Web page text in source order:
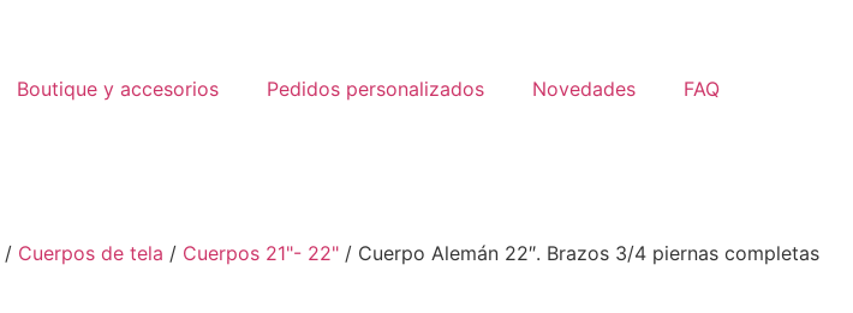
Boutique y accesorios Pedidos personalizados Novedades FAQ
/ Cuerpos de tela / Cuerpos 21"- 22" / Cuerpo Alemán 22″. Brazos 3/4 piernas completas